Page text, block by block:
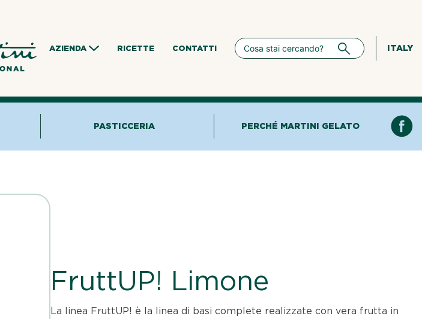
AZIENDA RICETTE CONTATTI ITALY
PASTICCERIA PERCHÉ MARTINI GELATO
FruttUP! Limone
La linea FruttUP! è la linea di basi complete realizzate con vera frutta in